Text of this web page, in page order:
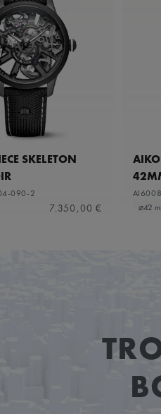
SKELETON
090-2
7.350,00 €
⌀42